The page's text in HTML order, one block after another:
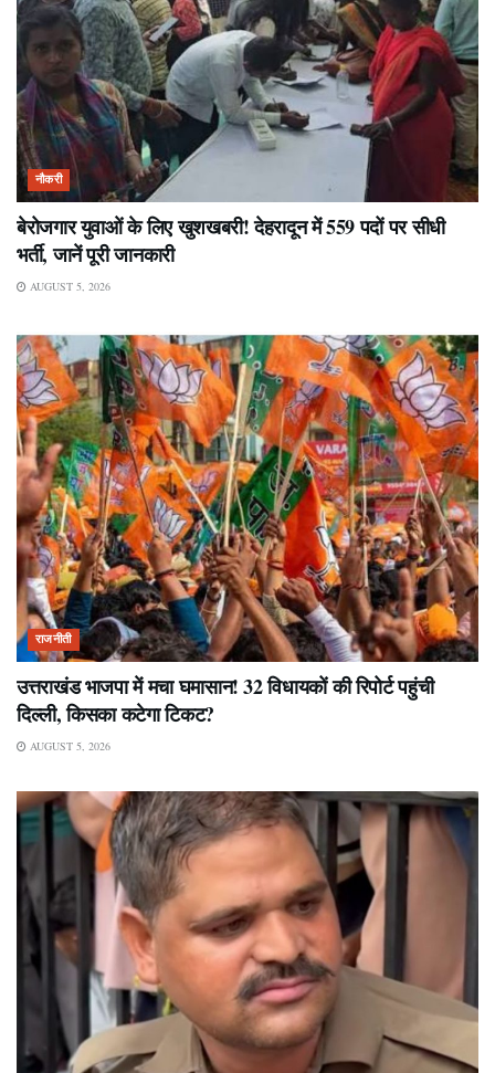
नौकरी
बेरोजगार युवाओं के लिए खुशखबरी! देहरादून में 559 पदों पर सीधी
भर्ती, जानें पूरी जानकारी
AUGUST 5, 2026
राजनीती
उत्तराखंड भाजपा में मचा घमासान! 32 विधायकों की रिपोर्ट पहुंची
दिल्ली, किसका कटेगा टिकट?
AUGUST 5, 2026